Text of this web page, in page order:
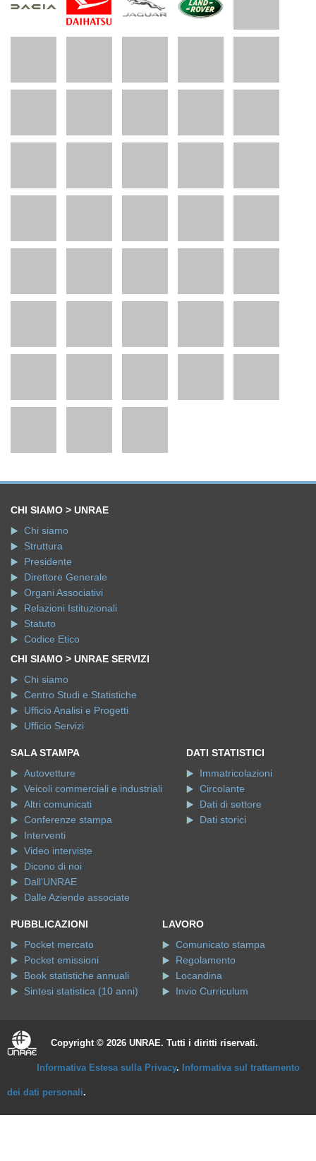
CHI SIAMO > UNRAE
Chi siamo
Struttura
Presidente
Direttore Generale
Organi Associativi
Relazioni Istituzionali
Statuto
Codice Etico
CHI SIAMO > UNRAE SERVIZI
Chi siamo
Centro Studi e Statistiche
Ufficio Analisi e Progetti
Ufficio Servizi
SALA STAMPA
Autovetture
Veicoli commerciali e industriali
Altri comunicati
Conferenze stampa
Interventi
Video interviste
Dicono di noi
Dall'UNRAE
Dalle Aziende associate
DATI STATISTICI
Immatricolazioni
Circolante
Dati di settore
Dati storici
PUBBLICAZIONI
Pocket mercato
Pocket emissioni
Book statistiche annuali
Sintesi statistica (10 anni)
LAVORO
Comunicato stampa
Regolamento
Locandina
Invio Curriculum
Copyright © 2026 UNRAE. Tutti i diritti riservati.
Informativa Estesa sulla Privacy. Informativa sul trattamento
dei dati personali.